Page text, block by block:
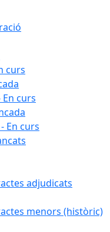
curs
En curs
- En curs
adjudicats
menors (històric)